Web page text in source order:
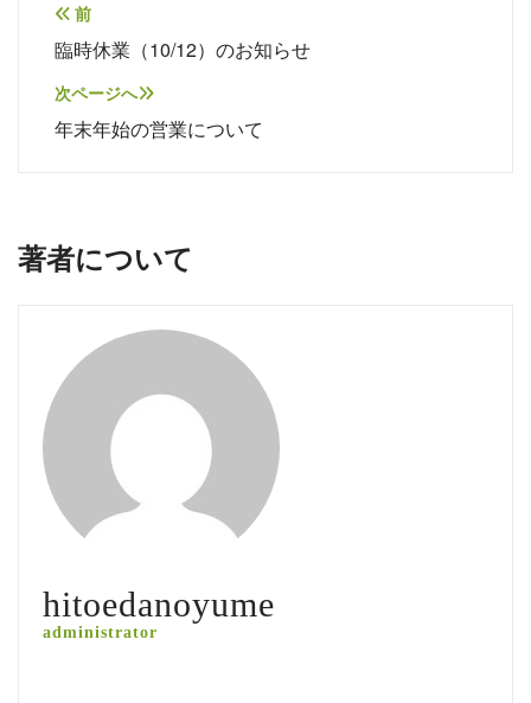
投
稿
ナ
ビ
シ
前
臨時休業（10/12）のお知らせ
次ページへ
年末年始の営業について
著者について
hitoedanoyume
administrator